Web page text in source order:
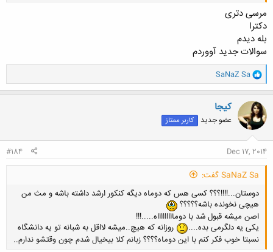
موفق باشی
مرسی دتری
دکترا
بله دیدم
سوالات جدید آووردم
و
ا
ک
ن
ش
ه
ا
SaNaZ Sa
کیجا
عضو جدید کاربر ممتاز
Dec 17, 2014
#184
SaNaZ Sa گفت:
دوستان...!!!!؟؟؟ کسی هس که دوماه دیگه کنکور ارشد داشته باشه و مث من
هیچی نخونده باشه؟؟؟؟؟
اصن میشه قبول شد با دوماااااااااه.....!!!
یکی یه دلگرمی بده....
روزانه که هیچ..میشه لااقل به شبانه تو یه دانشگاه
نسبتا خوب فکر کنم با این دوماه؟؟؟؟ زبانم کلا بیخیال شدم چون وقتشو ندارم..